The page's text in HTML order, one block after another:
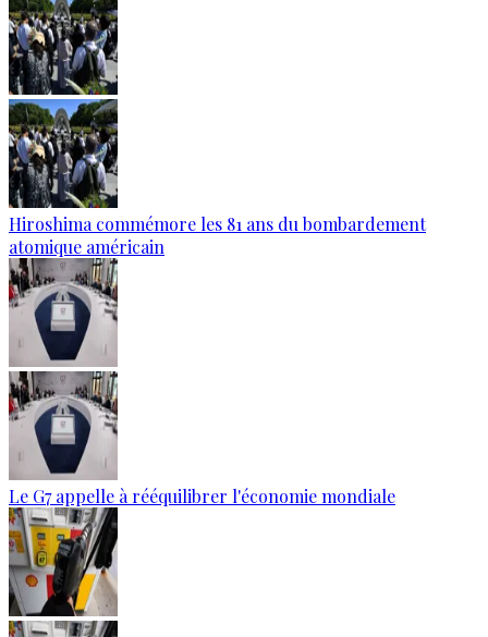
Hiroshima commémore les 81 ans du bombardement
atomique américain
Le G7 appelle à rééquilibrer l'économie mondiale